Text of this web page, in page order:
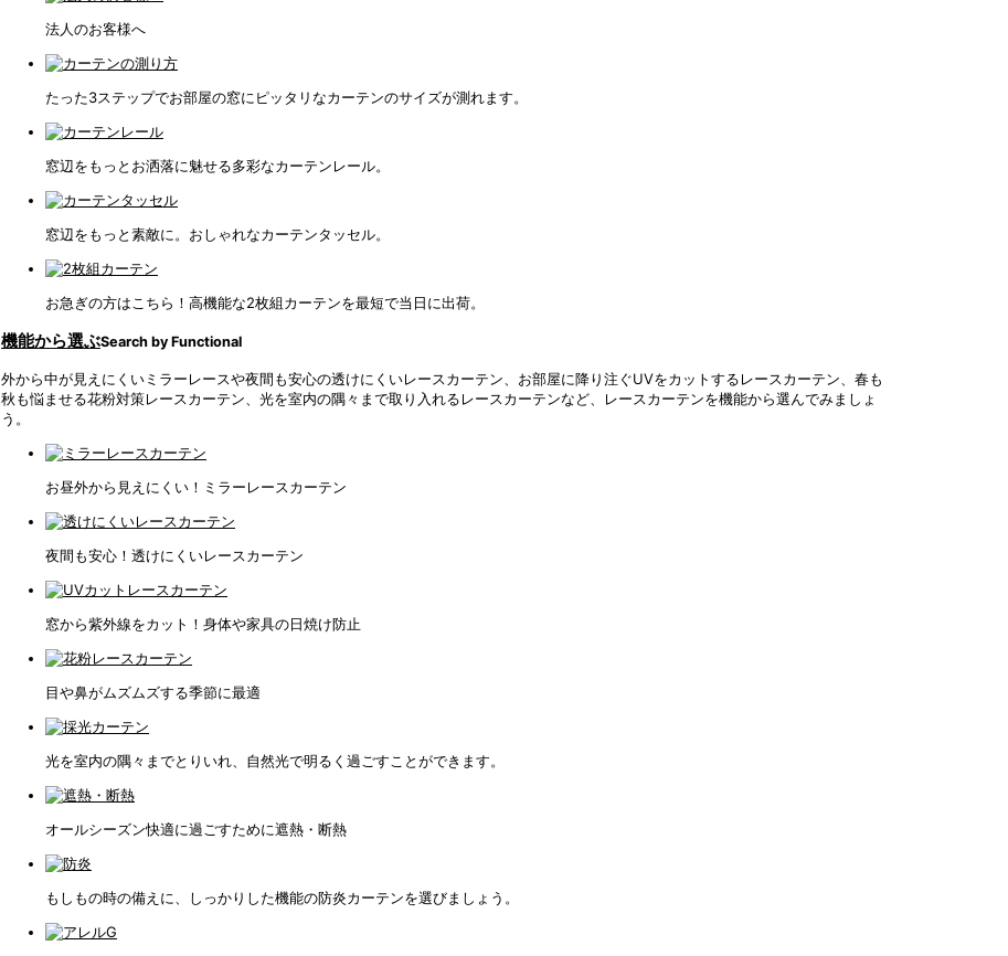
法人のお客様へ
たった3ステップでお部屋の窓にピッタリなカーテンのサイズが測れます。
窓辺をもっとお洒落に魅せる多彩なカーテンレール。
窓辺をもっと素敵に。おしゃれなカーテンタッセル。
お急ぎの方はこちら！高機能な2枚組カーテンを最短で当日に出荷。
機能から選ぶSearch by Functional
外から中が見えにくいミラーレースや夜間も安心の透けにくいレースカーテン、お部屋に降り注ぐUVをカットするレースカーテン、春も
秋も悩ませる花粉対策レースカーテン、光を室内の隅々まで取り入れるレースカーテンなど、レースカーテンを機能から選んでみましょ
う。
お昼外から見えにくい！ミラーレースカーテン
夜間も安心！透けにくいレースカーテン
窓から紫外線をカット！身体や家具の日焼け防止
目や鼻がムズムズする季節に最適
光を室内の隅々までとりいれ、自然光で明るく過ごすことができます。
オールシーズン快適に過ごすために遮熱・断熱
もしもの時の備えに、しっかりした機能の防炎カーテンを選びましょう。